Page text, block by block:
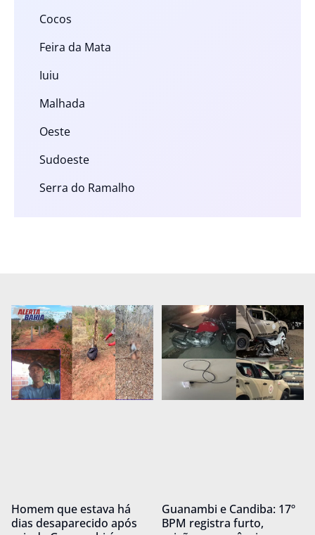
Cocos
Feira da Mata
Iuiu
Malhada
Oeste
Sudoeste
Serra do Ramalho
Homem que estava há
dias desaparecido após
Guanambi e Candiba: 17º
BPM registra furto,